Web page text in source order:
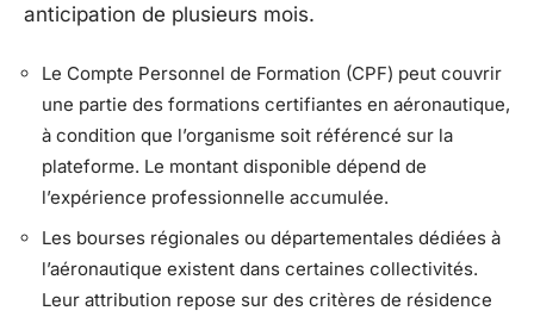
anticipation de plusieurs mois.
Le Compte Personnel de Formation (CPF) peut couvrir
une partie des formations certifiantes en aéronautique,
à condition que l’organisme soit référencé sur la
plateforme. Le montant disponible dépend de
l’expérience professionnelle accumulée.
Les bourses régionales ou départementales dédiées à
l’aéronautique existent dans certaines collectivités.
Leur attribution repose sur des critères de résidence